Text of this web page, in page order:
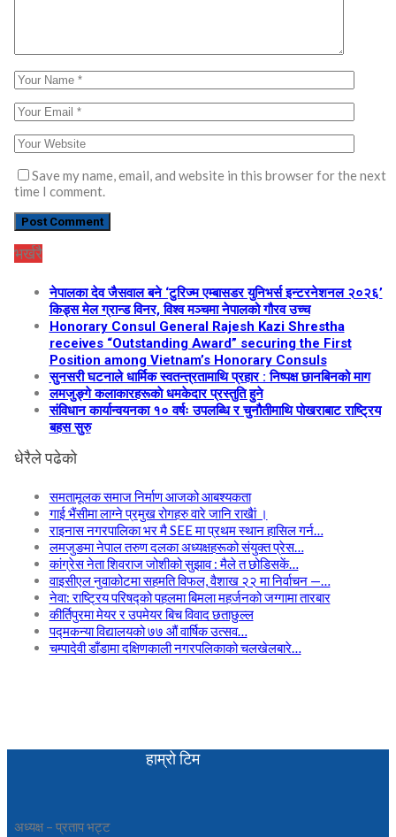
Save my name, email, and website in this browser for the next
time I comment.
भर्खरै
नेपालका देव जैसवाल बने ‘टुरिज्म एम्बासडर युनिभर्स इन्टरनेशनल २०२६’
किड्स मेल ग्रान्ड विनर, विश्व मञ्चमा नेपालको गौरव उच्च
Honorary Consul General Rajesh Kazi Shrestha
receives “Outstanding Award” securing the First
Position among Vietnam’s Honorary Consuls
सुनसरी घटनाले धार्मिक स्वतन्त्रतामाथि प्रहार : निष्पक्ष छानबिनको माग
लमजुङ्गे कलाकारहरूकाे धमकेदार प्रस्तुति हुने
संविधान कार्यान्वयनका १० वर्षः उपलब्धि र चुनौतीमाथि पोखराबाट राष्ट्रिय
बहस सुरु
धेरैले पढेको
समतामूलक समाज निर्माण आजको आबश्यकता
गाई भैंसीमा लाग्ने प्रमुख रोगहरु वारे जानि राखैां ।
राइनास नगरपालिका भर मै SEE मा प्रथम स्थान हासिल गर्न…
लमजुङमा नेपाल तरुण दलका अध्यक्षहरूको संयुक्त प्रेस…
कांग्रेस नेता शिवराज जोशीको सुझाव : मैले त छोडिसकें…
वाइसीएल नुवाकोटमा सहमति विफल, वैशाख २२ मा निर्वाचन —…
नेवा: राष्ट्रिय परिषद्को पहलमा बिमला महर्जनको जग्गामा तारबार
कीर्तिपुरमा मेयर र उपमेयर बिच विवाद छताछुल्ल
पद्मकन्या विद्यालयको ७७ औं ‌‌वार्षिक ‌उत्सव…
चम्पादेवी डाँडामा दक्षिणकाली नगरपलिकाको चलखेलबारे…
हाम्रो टिम
अध्यक्ष – प्रताप भट्ट